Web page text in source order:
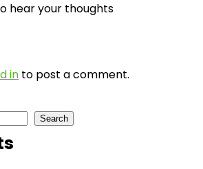
hear your thoughts
in to post a comment.
Search